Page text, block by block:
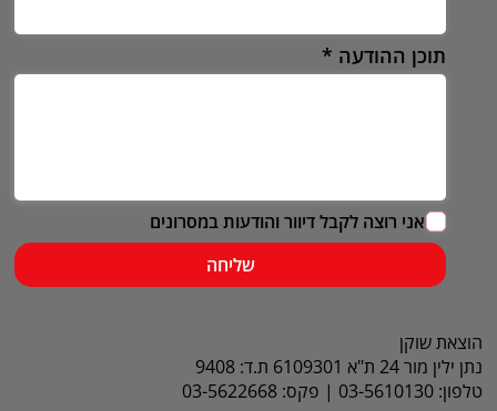
תוכן ההודעה
אני רוצה לקבל דיוור והודעות במסרונים
שליחה
הוצאת שוקן
נתן ילין מור 24 ת"א 6109301 ת.ד: 9408
טלפון: 03-5610130 | פקס: 03-5622668